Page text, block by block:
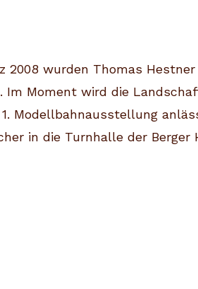
2008 wurden Thomas
Im Moment wird die
Modellbahnausstellung
in die Turnhalle der